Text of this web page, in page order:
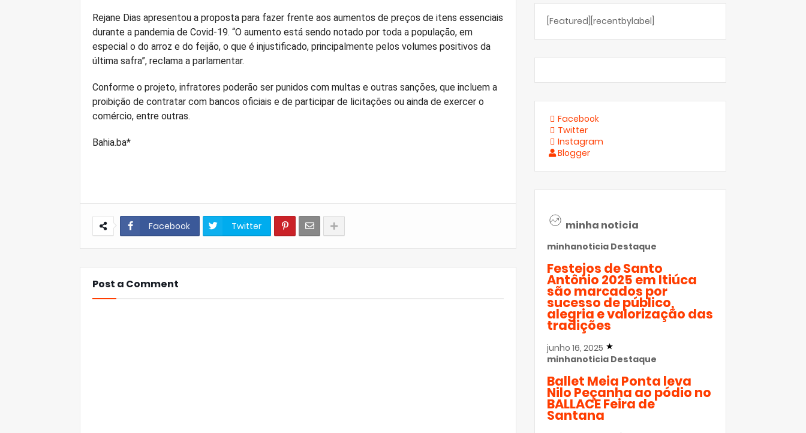
Rejane Dias apresentou a proposta para fazer frente aos aumentos de preços de itens essenciais
durante a pandemia de Covid-19. “O aumento está sendo notado por toda a população, em
especial o do arroz e do feijão, o que é injustificado, principalmente pelos volumes positivos da
última safra”, reclama a parlamentar.
Conforme o projeto, infratores poderão ser punidos com multas e outras sanções, que incluem a
proibição de contratar com bancos oficiais e de participar de licitações ou ainda de exercer o
comércio, entre outras.
Bahia.ba*
Facebook Twitter
Post a Comment
[Featured][recentbylabel]
Facebook
Twitter
Instagram
Blogger
minha noticia
minhanoticia Destaque
Festejos de Santo
Antônio 2025 em Itiúca
são marcados por
sucesso de público,
alegria e valorização das
tradições
junho 16, 2025
minhanoticia Destaque
Ballet Meia Ponta leva
Nilo Peçanha ao pódio no
BALLACE Feira de
Santana